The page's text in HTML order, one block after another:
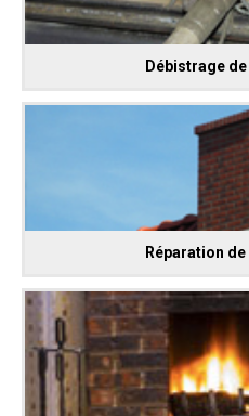
Débistrage
Réparation